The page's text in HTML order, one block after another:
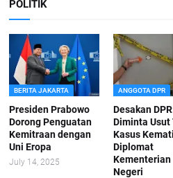
POLITIK
BERITA JAKARTA
Presiden Prabowo
Dorong Penguatan
Kemitraan dengan
Uni Eropa
July 14, 2025
ANGGOTA DPR
Desakan
Diminta Usut
Kasus
Diplomat
Kementerian
Negeri